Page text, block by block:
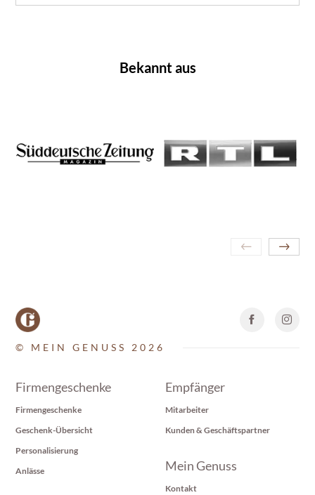
Bekannt aus
© MEIN GENUSS 2026
Firmengeschenke
Firmengeschenke
Geschenk-Übersicht
Personalisierung
Anlässe
Empfänger
Mitarbeiter
Kunden & Geschäftspartner
Mein Genuss
Kontakt